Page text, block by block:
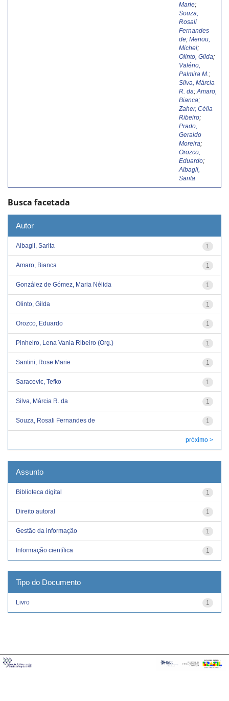
Marie;
Souza,
Rosali
Fernandes
de; Menou,
Michel;
Olinto, Gilda;
Valério,
Palmira M. ;
Silva, Márcia
R. da; Amaro,
Bianca;
Zaher, Célia
Ribeiro;
Prado,
Geraldo
Moreira;
Orozco,
Eduardo;
Albagli,
Sarita
Busca facetada
Autor
1
Albagli, Sarita
1
Amaro, Bianca
1
González de Gómez, Maria Nélida
1
Olinto, Gilda
1
Orozco, Eduardo
1
Pinheiro, Lena Vania Ribeiro (Org.)
1
Santini, Rose Marie
1
Saracevic, Tefko
1
Silva, Márcia R. da
1
Souza, Rosali Fernandes de
próximo >
Assunto
1
Biblioteca digital
1
Direito autoral
1
Gestão da informação
1
Informação científica
Tipo do Documento
1
Livro